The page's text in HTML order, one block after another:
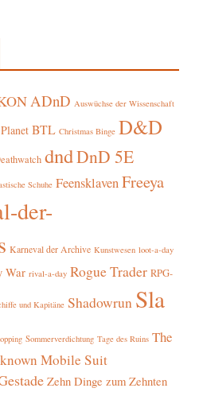
ADnD Auswüchse der Wissenschaft
BTL Christmas Binge D&D
dndDnD 5E
Schuhe FeensklavenFreeya
der-
Karneval der Archive Kunstwesen loot-a-day
War rival-a-day Rogue Trader RPG-
und Kapitäne Shadowrun Sla
Sommerverdichtung Tage des Ruins The
Mobile Suit
Zehn Dinge zum Zehnten